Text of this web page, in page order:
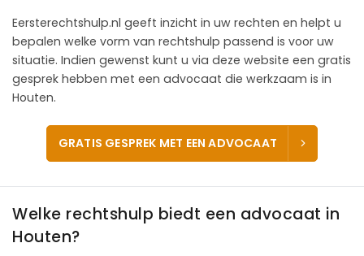
CONTACT
Eersterechtshulp.nl geeft inzicht in uw rechten en helpt u
bepalen welke vorm van rechtshulp passend is voor uw
situatie. Indien gewenst kunt u via deze website een gratis
gesprek hebben met een advocaat die werkzaam is in
Houten.
GRATIS GESPREK MET EEN ADVOCAAT
Welke rechtshulp biedt een advocaat in
Houten?